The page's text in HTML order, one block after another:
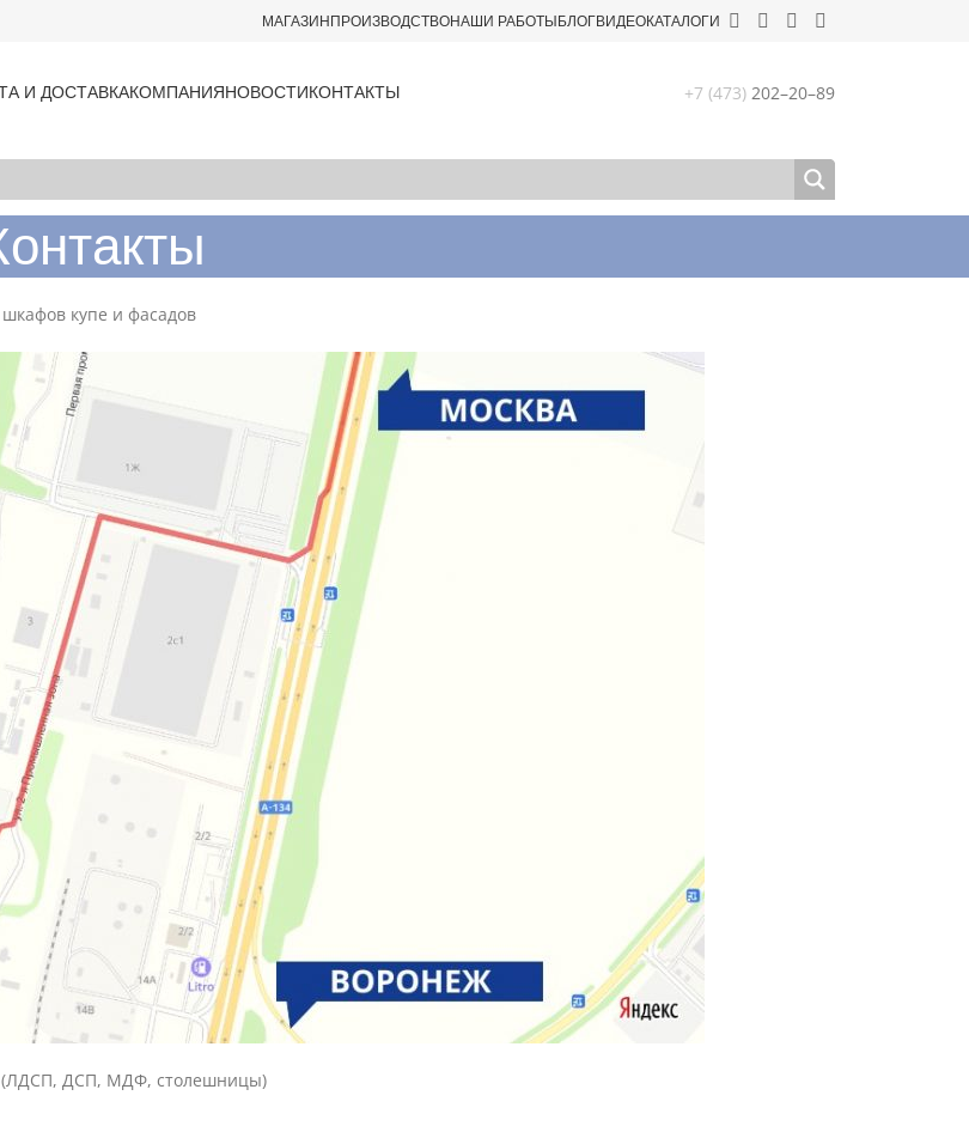
МАГАЗИНПРОИЗВОДСТВОНАШИ РАБОТЫБЛОГВИДЕОКАТАЛОГИ
И ДОСТАВКАКОМПАНИЯНОВОСТИКОНТАКТЫ +7 (473) 202–20–89
купе и фасадов
(ЛДСП, ДСП, МДФ, столешницы)